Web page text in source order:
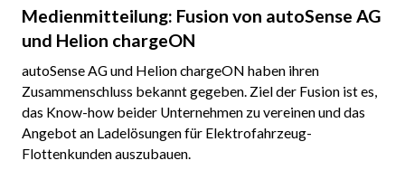
Medienmitteilung: Fusion von autoSense AG
und Helion chargeON
autoSense AG und Helion chargeON haben ihren
Zusammenschluss bekannt gegeben. Ziel der Fusion ist es,
das Know-how beider Unternehmen zu vereinen und das
Angebot an Ladelösungen für Elektrofahrzeug-
Flottenkunden auszubauen.